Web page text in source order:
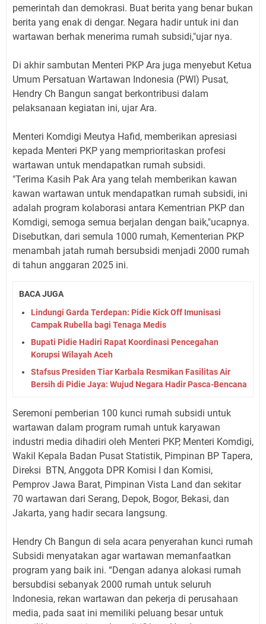
pemerintah dan demokrasi. Buat berita yang benar bukan
berita yang enak di dengar. Negara hadir untuk ini dan
wartawan berhak menerima rumah subsidi,"ujar nya.
Di akhir sambutan Menteri PKP Ara juga menyebut Ketua
Umum Persatuan Wartawan Indonesia (PWI) Pusat,
Hendry Ch Bangun sangat berkontribusi dalam
pelaksanaan kegiatan ini, ujar Ara.
Menteri Komdigi Meutya Hafid, memberikan apresiasi
kepada Menteri PKP yang memprioritaskan profesi
wartawan untuk mendapatkan rumah subsidi.
"Terima Kasih Pak Ara yang telah memberikan kawan
kawan wartawan untuk mendapatkan rumah subsidi, ini
adalah program kolaborasi antara Kementrian PKP dan
Komdigi, semoga semua berjalan dengan baik,"ucapnya.
Disebutkan, dari semula 1000 rumah, Kementerian PKP
menambah jatah rumah bersubsidi menjadi 2000 rumah
di tahun anggaran 2025 ini.
BACA JUGA
Lindungi Garda Terdepan: Pidie Kick Off Imunisasi
Campak Rubella bagi Tenaga Medis
Bupati Pidie Hadiri Rapat Koordinasi Pencegahan
Korupsi Wilayah Aceh
Stafsus Presiden Tiar Karbala Resmikan Fasilitas Air
Bersih di Pidie Jaya: Wujud Negara Hadir Pasca-Bencana
Seremoni pemberian 100 kunci rumah subsidi untuk
wartawan dalam program rumah untuk karyawan
industri media dihadiri oleh Menteri PKP, Menteri Komdigi,
Wakil Kepala Badan Pusat Statistik, Pimpinan BP Tapera,
Direksi BTN, Anggota DPR Komisi I dan Komisi,
Pemprov Jawa Barat, Pimpinan Vista Land dan sekitar
70 wartawan dari Serang, Depok, Bogor, Bekasi, dan
Jakarta, yang hadir secara langsung.
Hendry Ch Bangun di sela acara penyerahan kunci rumah
Subsidi menyatakan agar wartawan memanfaatkan
program yang baik ini. “Dengan adanya alokasi rumah
bersubdisi sebanyak 2000 rumah untuk seluruh
Indonesia, rekan wartawan dan pekerja di perusahaan
media, pada saat ini memiliki peluang besar untuk